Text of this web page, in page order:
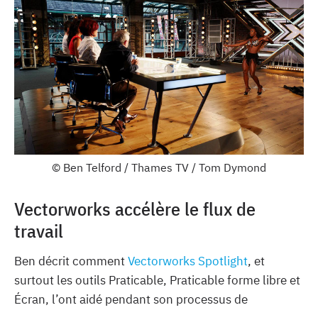
© Ben Telford / Thames TV / Tom Dymond
Vectorworks accélère le flux de
travail
Ben décrit commentVectorworks Spotlight, et
surtout les outils Praticable, Praticable forme libre et
Écran, l’ont aidé pendant son processus de